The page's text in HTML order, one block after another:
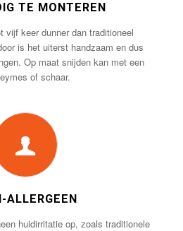
TE MONTEREN
vijf keer dunner dan traditioneel
is het uiterst handzaam en dus
Op maat snijden kan met een
of schaar.
ALLERGEEN
huidirritatie op, zoals traditionele